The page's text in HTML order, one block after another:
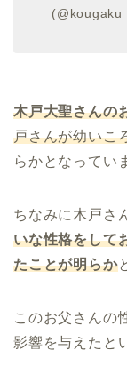
木戸大聖さんの
戸さんが幼いこ
らかとなってい
ちなみに木戸さ
いな性格をして
たことが明らか
このお父さんの
影響を与えたと